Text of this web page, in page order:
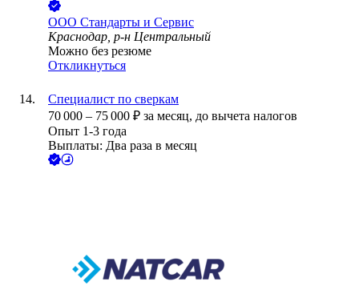
ООО Стандарты и Сервис
Краснодар, р-н Центральный
Можно без резюме
Откликнуться
Специалист по сверкам
70 000 – 75 000 ₽ за месяц, до вычета налогов
Опыт 1-3 года
Выплаты: Два раза в месяц